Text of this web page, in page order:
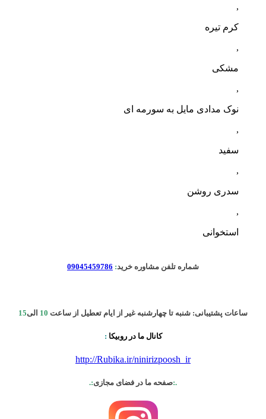
,
کرم تیره
,
مشکی
,
نوک مدادی مایل به سورمه ای
,
سفید
,
سدری روشن
,
استخوانی
شماره تلفن مشاوره خرید:
09045459786
ساعات پشتیبانی: شنبه تا چهارشنبه غیر از ایام تعطیل از ساعت 10 الی15
کانال ما در روبیکا :
http://Rubika.ir/ninirizpoosh_ir
.:صفحه ما در فضای مجازی:.